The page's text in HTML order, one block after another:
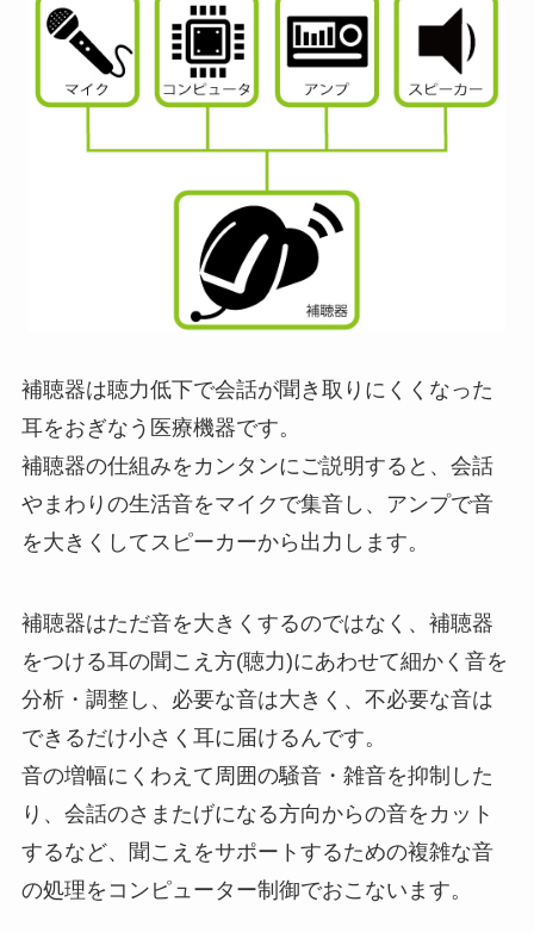
補聴器は聴力低下で会話が聞き取りにくくなった
耳をおぎなう医療機器です。
補聴器の仕組みをカンタンにご説明すると、会話
やまわりの生活音をマイクで集音し、アンプで音
を大きくしてスピーカーから出力します。
補聴器はただ音を大きくするのではなく、補聴器
をつける耳の聞こえ方(聴力)にあわせて細かく音を
分析・調整し、必要な音は大きく、不必要な音は
できるだけ小さく耳に届けるんです。
音の増幅にくわえて周囲の騒音・雑音を抑制した
り、会話のさまたげになる方向からの音をカット
するなど、聞こえをサポートするための複雑な音
の処理をコンピューター制御でおこないます。